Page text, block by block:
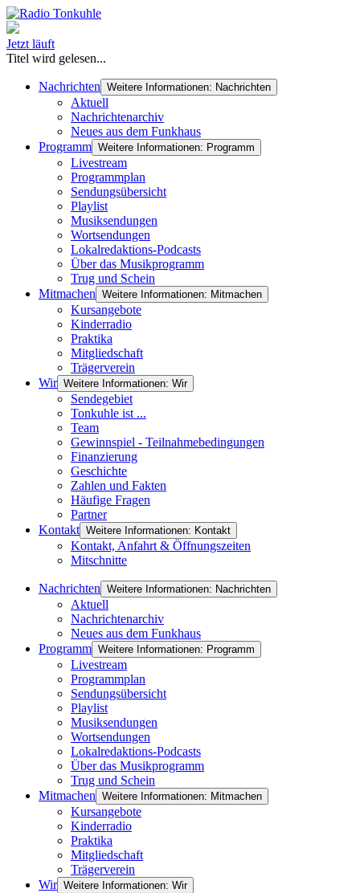
Jetzt läuft
Titel wird gelesen...
Nachrichten Weitere Informationen: Nachrichten
Aktuell
Nachrichtenarchiv
Neues aus dem Funkhaus
Programm Weitere Informationen: Programm
Livestream
Programmplan
Sendungsübersicht
Playlist
Musiksendungen
Wortsendungen
Lokalredaktions-Podcasts
Über das Musikprogramm
Trug und Schein
Mitmachen Weitere Informationen: Mitmachen
Kursangebote
Kinderradio
Praktika
Mitgliedschaft
Trägerverein
Wir Weitere Informationen: Wir
Sendegebiet
Tonkuhle ist ...
Team
Gewinnspiel - Teilnahmebedingungen
Finanzierung
Geschichte
Zahlen und Fakten
Häufige Fragen
Partner
Kontakt Weitere Informationen: Kontakt
Kontakt, Anfahrt & Öffnungszeiten
Mitschnitte
Nachrichten Weitere Informationen: Nachrichten
Aktuell
Nachrichtenarchiv
Neues aus dem Funkhaus
Programm Weitere Informationen: Programm
Livestream
Programmplan
Sendungsübersicht
Playlist
Musiksendungen
Wortsendungen
Lokalredaktions-Podcasts
Über das Musikprogramm
Trug und Schein
Mitmachen Weitere Informationen: Mitmachen
Kursangebote
Kinderradio
Praktika
Mitgliedschaft
Trägerverein
Wir Weitere Informationen: Wir